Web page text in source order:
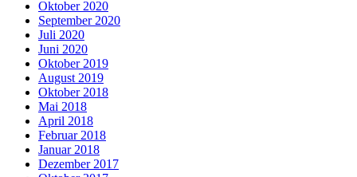
Oktober 2020
September 2020
Juli 2020
Juni 2020
Oktober 2019
August 2019
Oktober 2018
Mai 2018
April 2018
Februar 2018
Januar 2018
Dezember 2017